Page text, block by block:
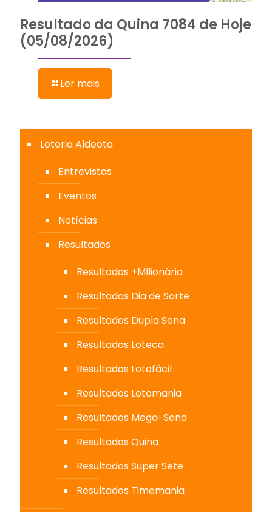
Resultado da Quina 7084 de Hoje
(05/08/2026)
Ler mais
Loteria Aldeota
Entrevistas
Eventos
Notícias
Resultados
Resultados +MIlionária
Resultados Dia de Sorte
Resultados Dupla Sena
Resultados Loteca
Resultados Lotofácil
Resultados Lotomania
Resultados Mega-Sena
Resultados Quina
Resultados Super Sete
Resultados Timemania